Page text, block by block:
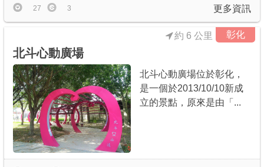
更多資訊
27 3
彰化
約 6 公里
北斗心動廣場
北斗心動廣場位於彰化，
是一個於2013/10/10新成
立的景點，原來是由「...